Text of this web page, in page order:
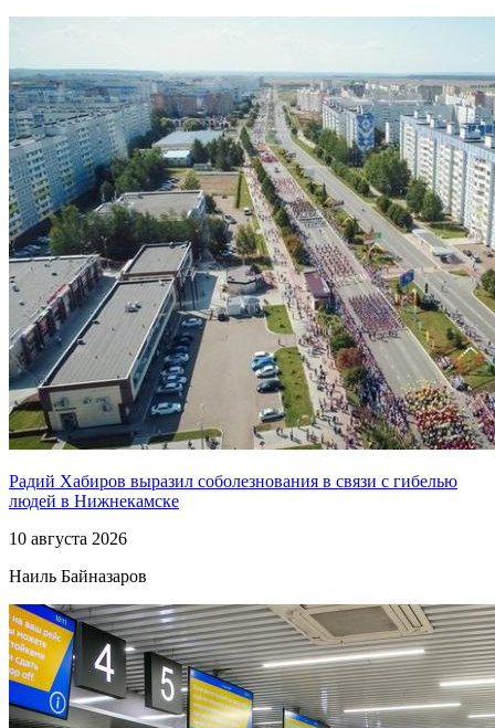
Радий Хабиров выразил соболезнования в связи с гибелью
людей в Нижнекамске
10 августа 2026
Наиль Байназаров